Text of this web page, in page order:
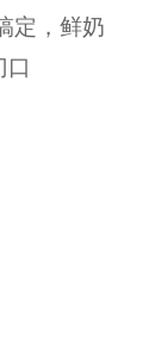
定，鲜奶
口